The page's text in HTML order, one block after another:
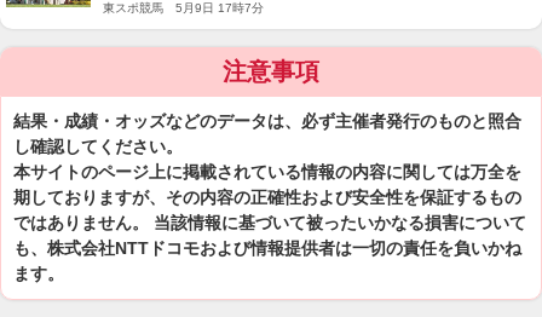
東スポ競馬 5月9日 17時7分
注意事項
結果・成績・オッズなどのデータは、必ず主催者発行のものと照合
し確認してください。
本サイトのページ上に掲載されている情報の内容に関しては万全を
期しておりますが、その内容の正確性および安全性を保証するもの
ではありません。 当該情報に基づいて被ったいかなる損害について
も、株式会社NTTドコモおよび情報提供者は一切の責任を負いかね
ます。